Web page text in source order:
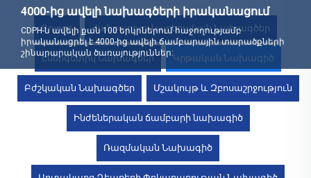
4000-ից ավելի նախագծերի իրականացում
CDPH-ն ավելի քան 100 երկրներում հաջողությամբ
իրականացրել է 4000-ից ավելի ճամբարային տարածքների
շինարարական ծառայություններ:
Բոլորը Հանքարդյունաբերական Նախագծեր
Էներգետիկ Նախագծեր Կրթական Նախագիծ
Բժշկական Նախագծեր Մշակույթ և Զբոսաշրջություն
Ինժեներական ճամբարի նախագիծ
Ռազմական Նախագիծ